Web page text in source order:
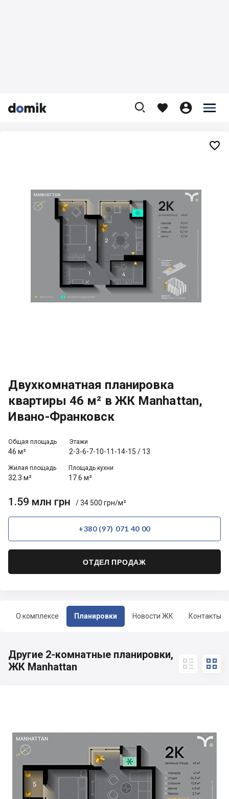


    


О комплексе Планировки Новости ЖК Контакты
Двухкомнатная планировка
квартиры 46 м² в ЖК Manhattan,
Ивано-Франковск
Общая площадь
46 м²
Этажи
2-3-6-7-10-11-14-15 / 13
Жилая площадь
32.3 м²
Площадь кухни
17.6 м²
1.59 млн грн / 34 500 грн/м²
+380 (97) 071 40 00
ОТДЕЛ ПРОДАЖ

Другие 2-комнатные планировки,
ЖК Manhattan
 